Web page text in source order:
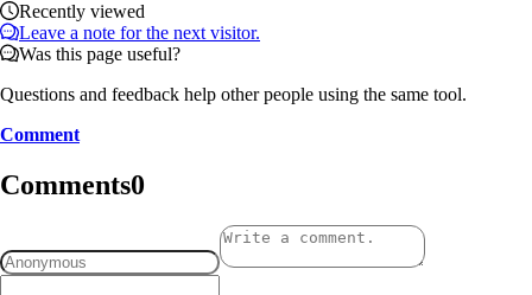
Recently viewed
Leave a note for the next visitor.
Was this page useful?
Questions and feedback help other people using the same tool.
Comment
Comments0